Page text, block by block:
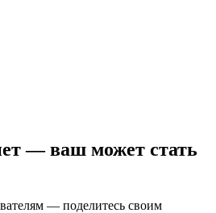
— ваш может стать
— поделитесь своим